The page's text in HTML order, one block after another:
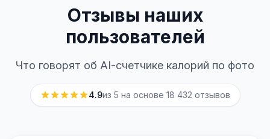
Отзывы наших
пользователей
Что говорят об AI-счетчике калорий по фото
4.9из 5 на основе 18 432 отзывов